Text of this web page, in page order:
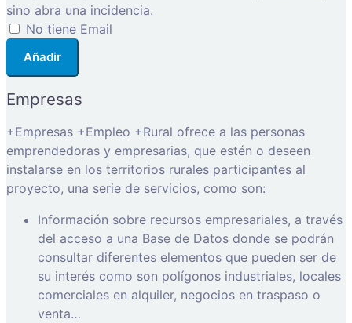
sino abra una incidencia.
No tiene Email
Añadir
Empresas
+Empresas +Empleo +Rural ofrece a las personas
emprendedoras y empresarias, que estén o deseen
instalarse en los territorios rurales participantes al
proyecto, una serie de servicios, como son:
Información sobre recursos empresariales, a través
del acceso a una Base de Datos donde se podrán
consultar diferentes elementos que pueden ser de
su interés como son polígonos industriales, locales
comerciales en alquiler, negocios en traspaso o
venta…